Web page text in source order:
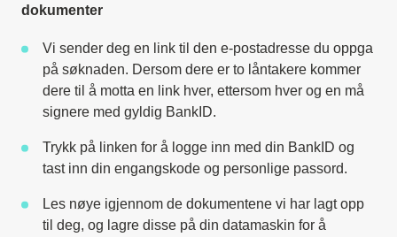
dokumenter
Vi sender deg en link til den e-postadresse du oppga
på søknaden. Dersom dere er to låntakere kommer
dere til å motta en link hver, ettersom hver og en må
signere med gyldig BankID.
Trykk på linken for å logge inn med din BankID og
tast inn din engangskode og personlige passord.
Les nøye igjennom de dokumentene vi har lagt opp
til deg, og lagre disse på din datamaskin for å